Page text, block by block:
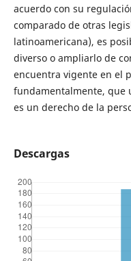
acuerdo con su
comparado de otras
latinoamericana), es
diverso o ampliarlo de
encuentra vigente en el
fundamentalmente, que
es un derecho de la
Descargas